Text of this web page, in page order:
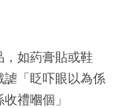
，如葯膏貼或鞋
謔「眨吓眼以為係
禮嗰個」